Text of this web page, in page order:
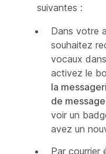
suivantes :
Dans votre
souhaitez
vocaux
activez le
la
de
voir un
avez un
Par courrier